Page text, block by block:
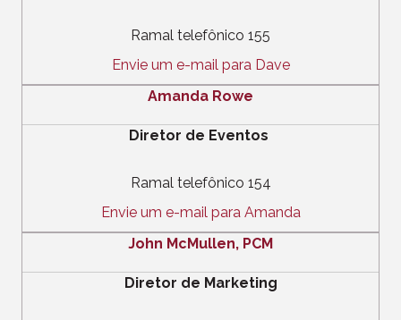
Ramal telefônico 155
Envie um e-mail para Dave
Amanda Rowe
Diretor de Eventos
Ramal telefônico 154
Envie um e-mail para Amanda
John McMullen, PCM
Diretor de Marketing